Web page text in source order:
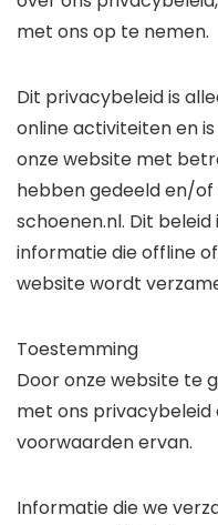
met ons op te nemen.
Dit privacybeleid is
online activiteiten en
onze website met
hebben gedeeld en/
schoenen.nl. Dit
informatie die offline
website wordt
Toestemming
Door onze website te
met ons
voorwaarden ervan.
Informatie die we